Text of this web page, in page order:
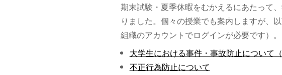
期末試験・夏季休暇をむかえるにあたって
りました。個々の授業でも案内しますが、
組織のアカウントでログインが必要です）。
大学生における事件・事故防止について（
不正行為防止について